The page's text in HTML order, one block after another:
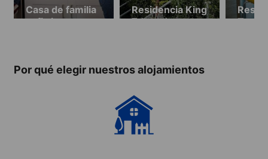
Casa de familia
anfitriona
Residencia King
Edward
Por qué elegir nuestros alojamientos